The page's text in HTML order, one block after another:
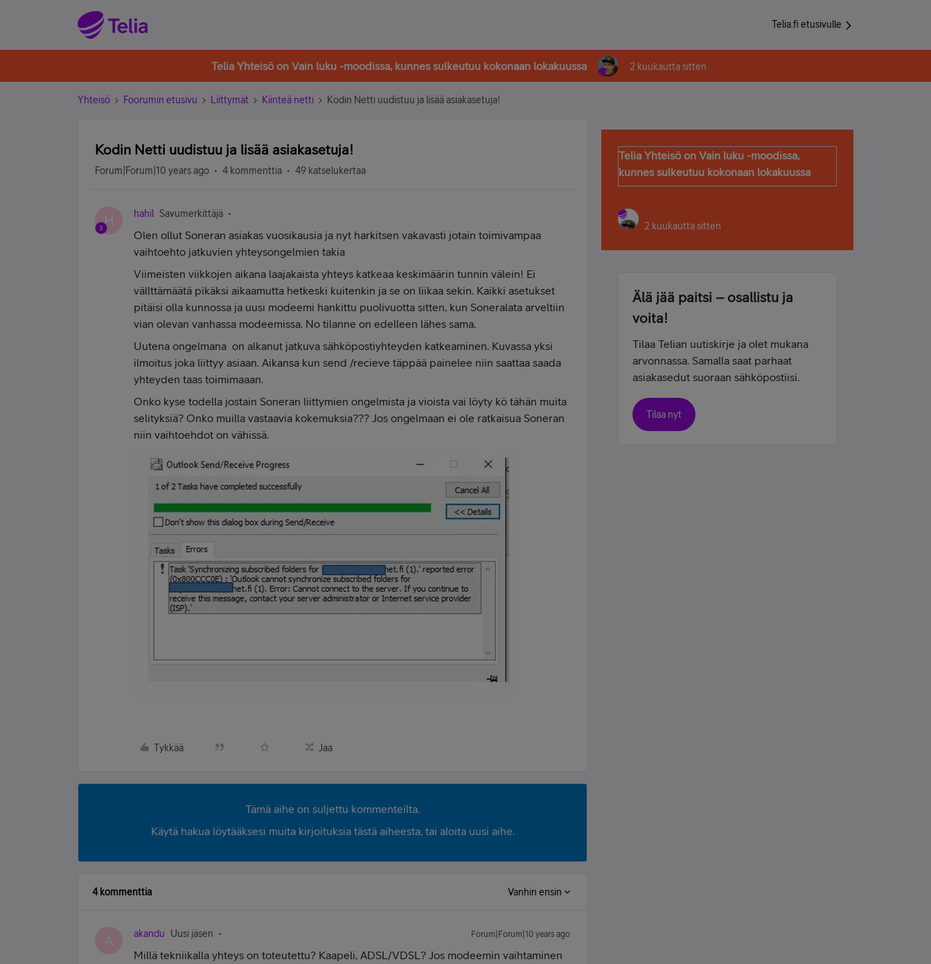
Telia.fi etusivulle
Telia Yhteisö on Vain luku -moodissa, kunnes sulkeutuu kokonaan lokakuussa 2 kuukautta sitten
Yhteisö Foorumin etusivu Liittymät Kiinteä netti Kodin Netti uudistuu ja lisää asiakasetuja!
Kodin Netti uudistuu ja lisää asiakasetuja!
Forum|Forum|10 years ago 4 kommenttia 49 katselukertaa
H hahil Savumerkittäjä
Olen ollut Soneran asiakas vuosikausia ja nyt harkitsen vakavasti jotain toimivampaa
vaihtoehto jatkuvien yhteysongelmien takia
Viimeisten viikkojen aikana laajakaista yhteys katkeaa keskimäärin tunnin välein! Ei
vällttämäätä pikäksi aikaamutta hetkeski kuitenkin ja se on liikaa sekin. Kaikki asetukset
pitäisi olla kunnossa ja uusi modeemi hankittu puolivuotta sitten, kun Soneralata arveltiin
vian olevan vanhassa modeemissa. No tilanne on edelleen lähes sama.
Uutena ongelmana on alkanut jatkuva sähköpostiyhteyden katkeaminen. Kuvassa yksi
ilmoitus joka liittyy asiaan. Aikansa kun send /recieve täppää painelee niin saattaa saada
yhteyden taas toimimaaan.
Onko kyse todella jostain Soneran liittymien ongelmista ja vioista vai löyty kö tähän muita
selityksiä? Onko muilla vastaavia kokemuksia??? Jos ongelmaan ei ole ratkaisua Soneran
niin vaihtoehdot on vähissä.
Tykkää Jaa
Tämä aihe on suljettu kommenteilta.
Käytä hakua löytääksesi muita kirjoituksia tästä aiheesta, tai aloita uusi aihe.
4 kommenttia Vanhin ensin
A akandu Uusi jäsen Forum|Forum|10 years ago
Millä tekniikalla yhteys on toteutettu? Kaapeli, ADSL/VDSL? Jos modeemin vaihtaminen
Telia Yhteisö on Vain luku -moodissa,
kunnes sulkeutuu kokonaan lokakuussa
2 kuukautta sitten
Älä jää paitsi – osallistu ja
voita!
Tilaa Telian uutiskirje ja olet mukana
arvonnassa. Samalla saat parhaat
asiakasedut suoraan sähköpostiisi.
Tilaa nyt